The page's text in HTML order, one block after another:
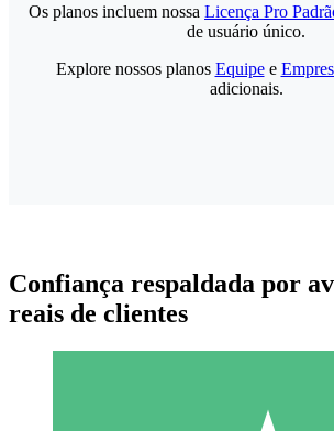
Os planos incluem nossa Licença Pro
de usuário único.
Explore nossos planos Equipee
adicionais.
Confiança respaldada por
reais de clientes